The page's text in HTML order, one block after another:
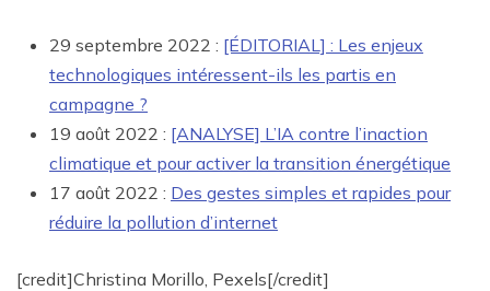
29 septembre 2022 : [ÉDITORIAL] : Les enjeux
technologiques intéressent-ils les partis en
campagne ?
19 août 2022 : [ANALYSE] L’IA contre l’inaction
climatique et pour activer la transition énergétique
17 août 2022 : Des gestes simples et rapides pour
réduire la pollution d’internet
[credit]Christina Morillo, Pexels[/credit]